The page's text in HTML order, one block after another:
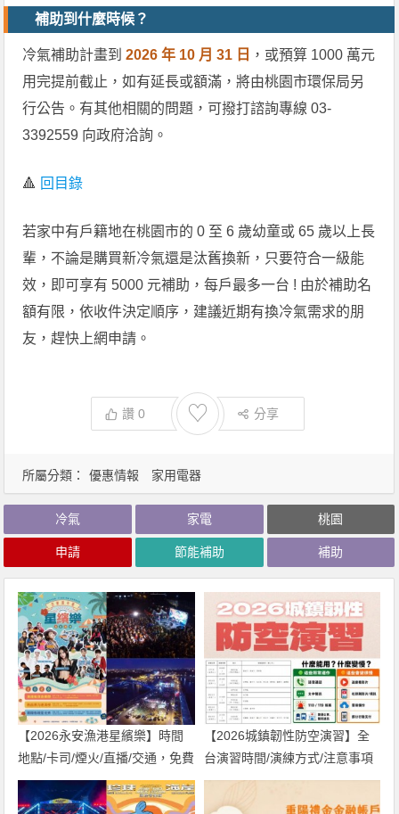
補助到什麼時候？
冷氣補助計畫到 2026 年 10 月 31 日 ，或預算 1000 萬元
用完提前截止，如有延長或額滿，將由桃園市環保局另
行公告。有其他相關的問題，可撥打諮詢專線 03-
3392559 向政府洽詢。
🔺 回目錄
若家中有戶籍地在桃園市的 0 至 6 歲幼童或 65 歲以上長
輩，不論是購買新冷氣還是汰舊換新，只要符合一級能
效，即可享有 5000 元補助，每戶最多一台 ! 由於補助名
額有限，依收件決定順序，建議近期有換冷氣需求的朋
友，趕快上網申請。
讚0 ♡ 分享
所屬分類： 優惠情報 家用電器
冷氣 家電 桃園
申請 節能補助 補助
【2026永安漁港星繽樂】時間
地點/卡司/煙火/直播/交通，免費
入場！
【2026城鎮韌性防空演習】全
台演習時間/演練方式/注意事項
一次看！